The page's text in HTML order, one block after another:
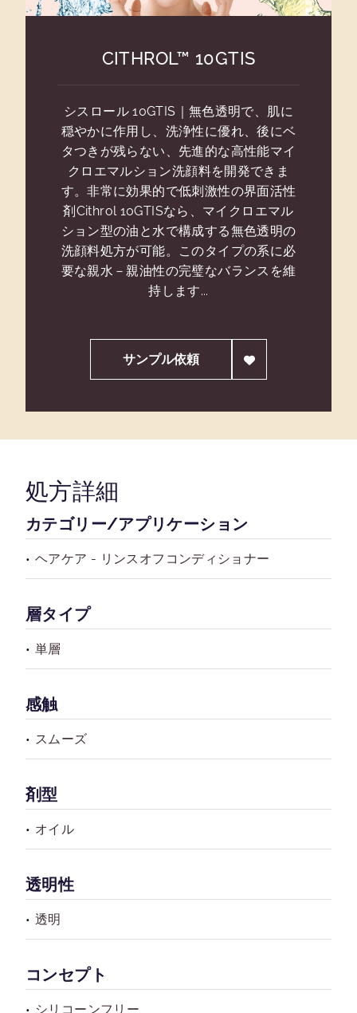
CITHROL™ 10GTIS
シスロール 10GTIS｜無色透明で、肌に
穏やかに作用し、洗浄性に優れ、後にベ
タつきが残らない、先進的な高性能マイ
クロエマルション洗顔料を開発できま
す。非常に効果的で低刺激性の界面活性
剤Cithrol 10GTISなら、マイクロエマル
ション型の油と水で構成する無色透明の
洗顔料処方が可能。このタイプの系に必
要な親水－親油性の完璧なバランスを維
持します...
サンプル依頼
処方詳細
カテゴリー/アプリケーション
ヘアケア - リンスオフコンディショナー
層タイプ
単層
感触
スムーズ
剤型
オイル
透明性
透明
コンセプト
シリコーンフリー